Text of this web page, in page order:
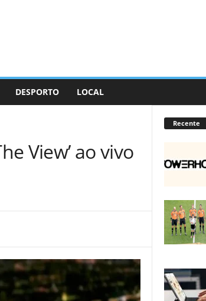
DESPORTO LOCAL
View’ ao vivo
Recente